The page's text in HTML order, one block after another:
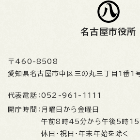
名古屋市役所
〒460-8508
愛知県名古屋市中区三の丸三丁目1番1
代表電話： 052-961-1111
開庁時間： 月曜日から金曜日
午前8時45分から午後5時15
休日・祝日・年末年始を除く